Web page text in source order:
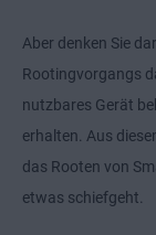
Aber denken Sie
Rootingvorgangs
nutzbares Gerät
erhalten. Aus
das Rooten von
etwas schiefgeht.